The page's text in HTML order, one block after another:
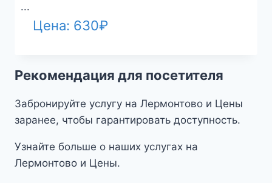
...
Цена: 630₽
Рекомендация для посетителя
Забронируйте услугу на Лермонтово и Цены
заранее, чтобы гарантировать доступность.
Узнайте больше о наших услугах на
Лермонтово и Цены.